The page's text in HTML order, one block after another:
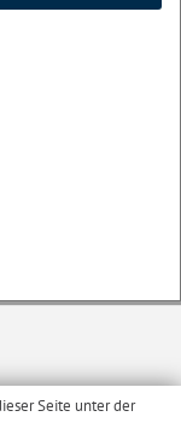
Seite unter der